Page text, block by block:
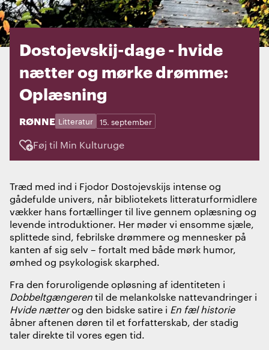
Dostojevskij-dage - hvide
nætter og mørke drømme:
Oplæsning
STED:
RØNNE
Kategorier:Litteratur
Dage: 15. september
Føj til Min Kulturuge
Træd med ind i Fjodor Dostojevskijs intense og
gådefulde univers, når bibliotekets litteraturformidlere
vækker hans fortællinger til live gennem oplæsning og
levende introduktioner. Her møder vi ensomme sjæle,
splittede sind, febrilske drømmere og mennesker på
kanten af sig selv – fortalt med både mørk humor,
ømhed og psykologisk skarphed.
Fra den foruroligende opløsning af identiteten i
Dobbeltgængerentil de melankolske nattevandringer i
Hvide nætterog den bidske satire i En fæl historie
åbner aftenen døren til et forfatterskab, der stadig
taler direkte til vores egen tid.